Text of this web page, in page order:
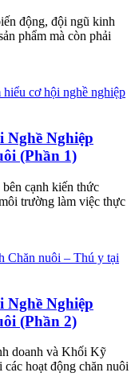
động, đội ngũ kinh
phẩm mà còn phải
Nghề Nghiệp
(Phần 1)
cạnh kiến thức
trường làm việc thực
Nghề Nghiệp
(Phần 2)
doanh và Khối Kỹ
hoạt động chăn nuôi